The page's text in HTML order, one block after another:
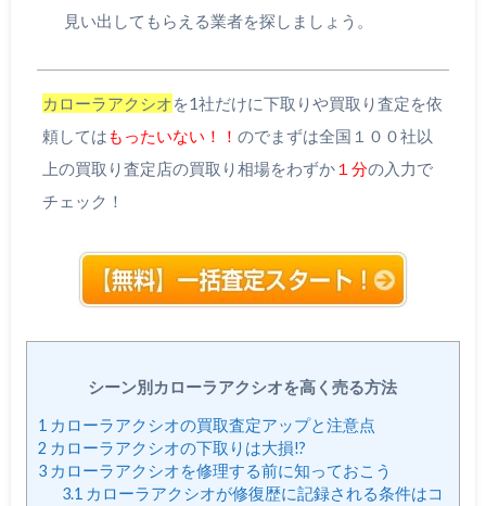
見い出してもらえる業者を探しましょう。
カローラアクシオを1社だけに下取りや買取り査定を依
頼してはもったいない！！ のでまずは全国１００社以
上の買取り査定店の買取り相場をわずか１分の入力で
チェック！
シーン別カローラアクシオを高く売る方法
1 カローラアクシオの買取査定アップと注意点
2 カローラアクシオの下取りは大損!?
3カローラアクシオを修理する前に知っておこう
3.1 カローラアクシオが修復歴に記録される条件はコ